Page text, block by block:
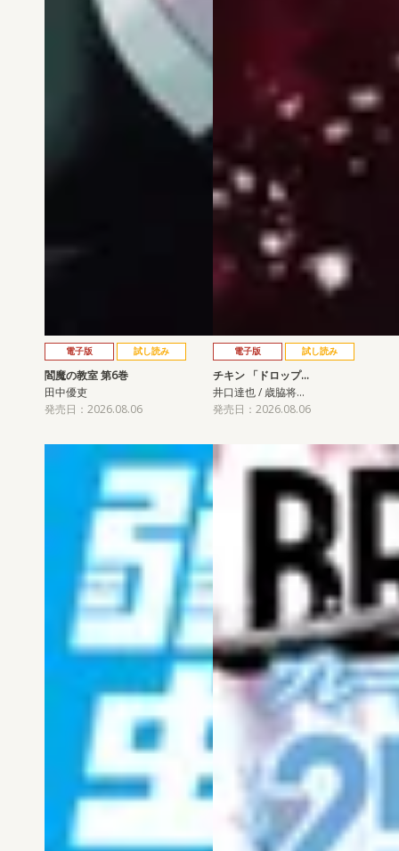
電子版 試し読み
閻魔の教室 第6巻
田中優吏
発売日：2026.08.06
電子版 試し読み
チキン 「ドロップ…
井口達也 / 歳脇将…
発売日：2026.08.06